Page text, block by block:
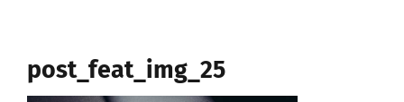
post_feat_img_25